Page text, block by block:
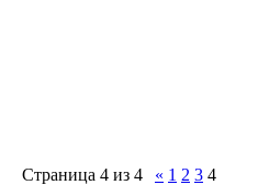
Страница 4 из 4 « 1 2 3 4